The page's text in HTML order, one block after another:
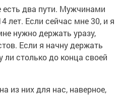
два пути. Мужчинами
лет. Если сейчас мне 30, и я
нужно держать уразу,
Если я начну держать
столько до конца своей
из них для нас, наверное,